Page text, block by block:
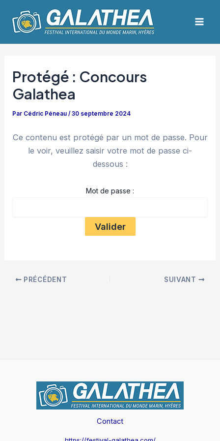
contenu
Protégé : Concours
Galathea
Par Cédric Péneau/30 septembre 2024
Ce contenu est protégé par un mot de passe. Pour
le voir, veuillez saisir votre mot de passe ci-
dessous :
Mot de passe :
des
articles
PRÉCÉDENT SUIVANT
Contact